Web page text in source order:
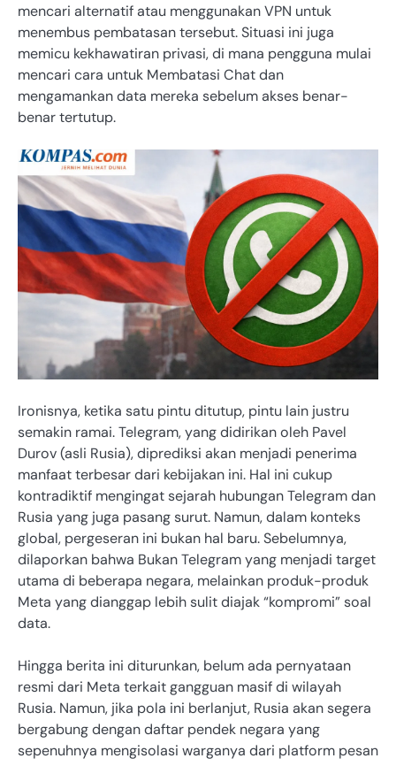
mencari alternatif atau menggunakan VPN untuk
menembus pembatasan tersebut. Situasi ini juga
memicu kekhawatiran privasi, di mana pengguna mulai
mencari cara untuk Membatasi Chat dan
mengamankan data mereka sebelum akses benar-
benar tertutup.
Ironisnya, ketika satu pintu ditutup, pintu lain justru
semakin ramai. Telegram, yang didirikan oleh Pavel
Durov (asli Rusia), diprediksi akan menjadi penerima
manfaat terbesar dari kebijakan ini. Hal ini cukup
kontradiktif mengingat sejarah hubungan Telegram dan
Rusia yang juga pasang surut. Namun, dalam konteks
global, pergeseran ini bukan hal baru. Sebelumnya,
dilaporkan bahwa Bukan Telegram yang menjadi target
utama di beberapa negara, melainkan produk-produk
Meta yang dianggap lebih sulit diajak “kompromi” soal
data.
Hingga berita ini diturunkan, belum ada pernyataan
resmi dari Meta terkait gangguan masif di wilayah
Rusia. Namun, jika pola ini berlanjut, Rusia akan segera
bergabung dengan daftar pendek negara yang
sepenuhnya mengisolasi warganya dari platform pesan